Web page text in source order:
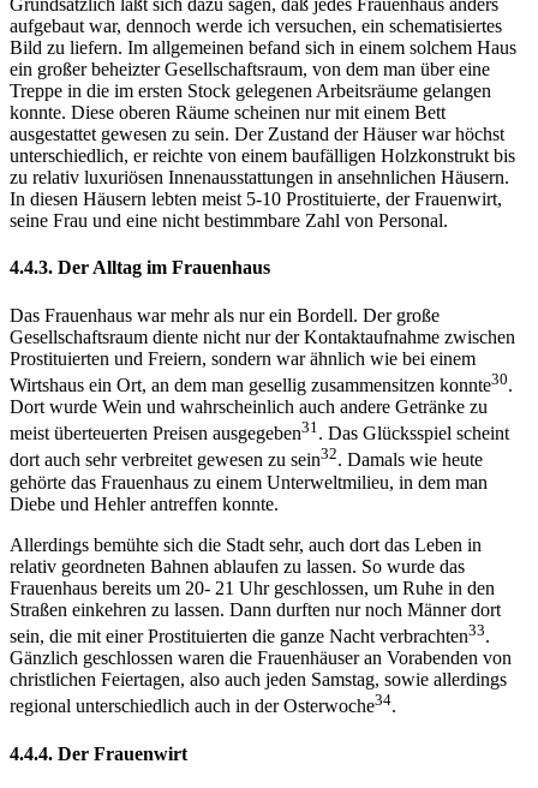
Grundsätzlich läßt sich dazu sagen, daß jedes Frauenhaus anders
aufgebaut war, dennoch werde ich versuchen, ein schematisiertes
Bild zu liefern. Im allgemeinen befand sich in einem solchem Haus
ein großer beheizter Gesellschaftsraum, von dem man über eine
Treppe in die im ersten Stock gelegenen Arbeitsräume gelangen
konnte. Diese oberen Räume scheinen nur mit einem Bett
ausgestattet gewesen zu sein. Der Zustand der Häuser war höchst
unterschiedlich, er reichte von einem baufälligen Holzkonstrukt bis
zu relativ luxuriösen Innenausstattungen in ansehnlichen Häusern.
In diesen Häusern lebten meist 5-10 Prostituierte, der Frauenwirt,
seine Frau und eine nicht bestimmbare Zahl von Personal.
4.4.3. Der Alltag im Frauenhaus
Das Frauenhaus war mehr als nur ein Bordell. Der große
Gesellschaftsraum diente nicht nur der Kontaktaufnahme zwischen
Prostituierten und Freiern, sondern war ähnlich wie bei einem
Wirtshaus ein Ort, an dem man gesellig zusammensitzen konnte30.
Dort wurde Wein und wahrscheinlich auch andere Getränke zu
meist überteuerten Preisen ausgegeben31. Das Glücksspiel scheint
dort auch sehr verbreitet gewesen zu sein32. Damals wie heute
gehörte das Frauenhaus zu einem Unterweltmilieu, in dem man
Diebe und Hehler antreffen konnte.
Allerdings bemühte sich die Stadt sehr, auch dort das Leben in
relativ geordneten Bahnen ablaufen zu lassen. So wurde das
Frauenhaus bereits um 20- 21 Uhr geschlossen, um Ruhe in den
Straßen einkehren zu lassen. Dann durften nur noch Männer dort
sein, die mit einer Prostituierten die ganze Nacht verbrachten33.
Gänzlich geschlossen waren die Frauenhäuser an Vorabenden von
christlichen Feiertagen, also auch jeden Samstag, sowie allerdings
regional unterschiedlich auch in der Osterwoche34.
4.4.4. Der Frauenwirt